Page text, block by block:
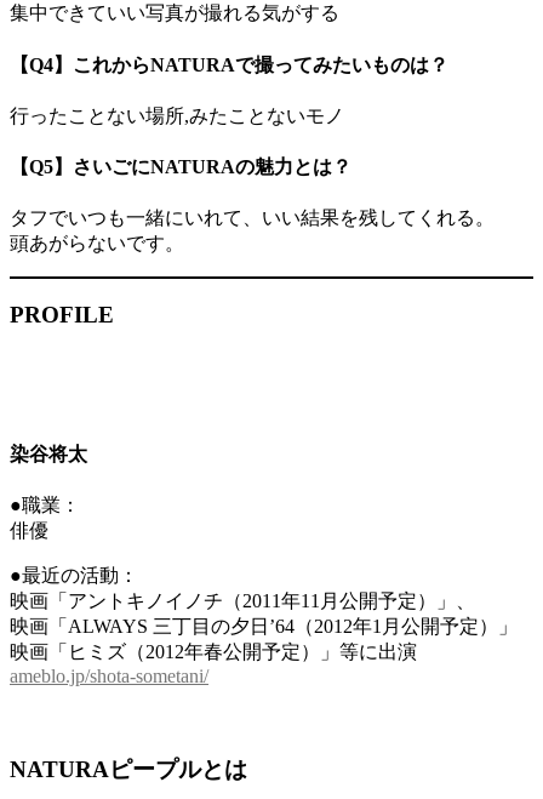
集中できていい写真が撮れる気がする
【Q4】これからNATURAで撮ってみたいものは？
行ったことない場所,みたことないモノ
【Q5】さいごにNATURAの魅力とは？
タフでいつも一緒にいれて、いい結果を残してくれる。
頭あがらないです。
PROFILE
染谷将太
●職業：
俳優
●最近の活動：
映画「アントキノイノチ（2011年11月公開予定）」、
映画「ALWAYS 三丁目の夕日’64（2012年1月公開予定）」
映画「ヒミズ（2012年春公開予定）」等に出演
ameblo.jp/shota-sometani/
NATURAピープルとは